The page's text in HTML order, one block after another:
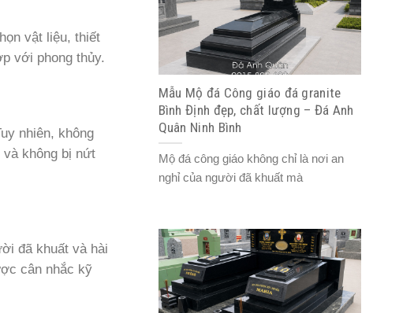
vật liệu, thiết
với phong thủy.
nhiên, không
và không bị nứt
đã khuất và hài
cân nhắc kỹ
Mẫu Mộ đá Công giáo đá granite
Bình Định đẹp, chất lượng – Đá Anh
Quân Ninh Bình
Mộ đá công giáo không chỉ là nơi an
nghỉ của người đã khuất mà